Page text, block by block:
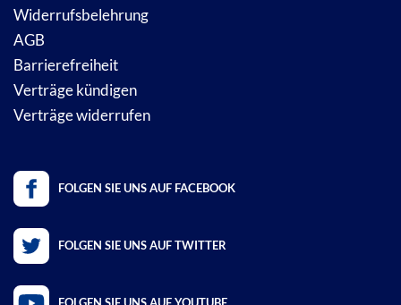
Widerrufsbelehrung
AGB
Barrierefreiheit
Verträge kündigen
Verträge widerrufen
FOLGEN SIE UNS AUF FACEBOOK
FOLGEN SIE UNS AUF TWITTER